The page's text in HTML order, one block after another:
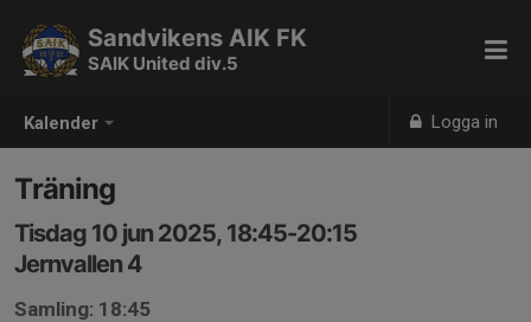
Kalender Logga in
Sandvikens AIK FK
SAIK United div.5
Träning
Tisdag 10 jun 2025, 18:45-20:15
Jernvallen 4
Samling: 18:45